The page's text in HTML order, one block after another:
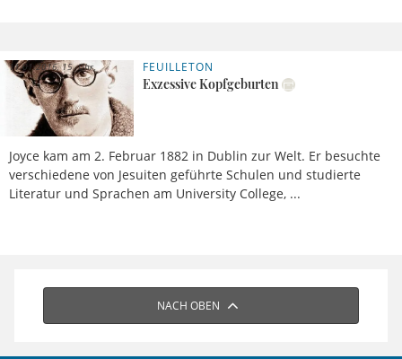
FEUILLETON
Exzessive Kopfgeburten
Joyce kam am 2. Februar 1882 in Dublin zur Welt. Er besuchte
verschiedene von Jesuiten geführte Schulen und studierte
Literatur und Sprachen am University College, ...
11.01.2016, 15 Uhr
NACH OBEN